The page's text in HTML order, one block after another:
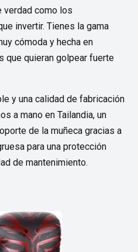
verdad como los
invertir. Tienes la gama
cómoda y hecha en
que quieran golpear fuerte
y una calidad de fabricación
a mano en Tailandia, un
de la muñeca gracias a
para una protección
de mantenimiento.